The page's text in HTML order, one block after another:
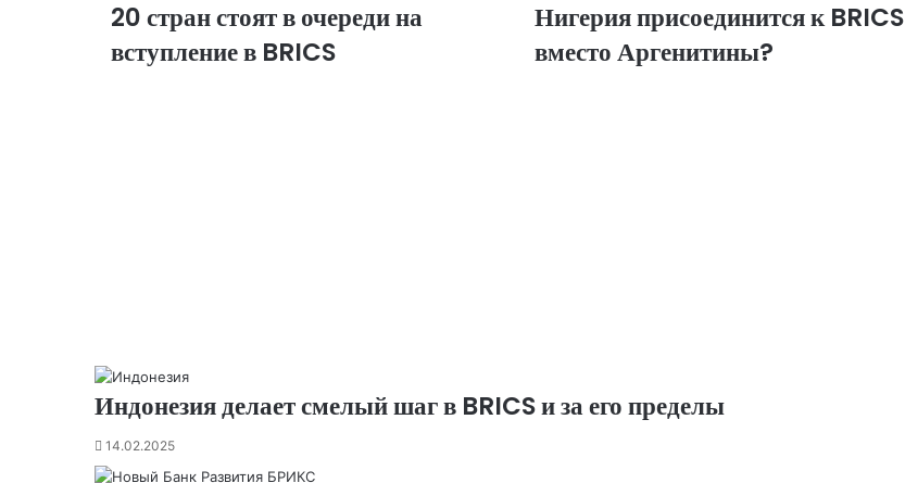
ni
20 стран стоят в очереди на
вступление в BRICS
Нигерия присоединится к BRICS
вместо Аргенитины?
Индонезия делает смелый шаг в BRICS и за его пределы
14.02.2025